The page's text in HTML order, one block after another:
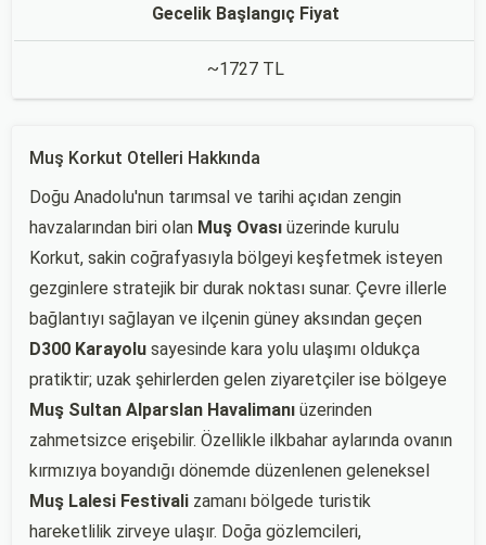
Gecelik Başlangıç Fiyat
~1727 TL
Muş Korkut Otelleri Hakkında
Doğu Anadolu'nun tarımsal ve tarihi açıdan zengin
havzalarından biri olan Muş Ovası üzerinde kurulu
Korkut, sakin coğrafyasıyla bölgeyi keşfetmek isteyen
gezginlere stratejik bir durak noktası sunar. Çevre illerle
bağlantıyı sağlayan ve ilçenin güney aksından geçen
D300 Karayolu sayesinde kara yolu ulaşımı oldukça
pratiktir; uzak şehirlerden gelen ziyaretçiler ise bölgeye
Muş Sultan Alparslan Havalimanı üzerinden
zahmetsizce erişebilir. Özellikle ilkbahar aylarında ovanın
kırmızıya boyandığı dönemde düzenlenen geleneksel
Muş Lalesi Festivali zamanı bölgede turistik
hareketlilik zirveye ulaşır. Doğa gözlemcileri,